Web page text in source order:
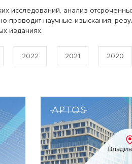
исследований, анализ
проводит научные изыскания,
изданиях.
2022 2021 2020